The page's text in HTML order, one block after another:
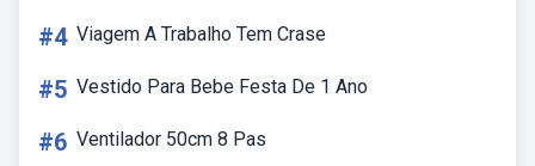
#4 Viagem A Trabalho Tem Crase
#5 Vestido Para Bebe Festa De 1 Ano
#6 Ventilador 50cm 8 Pas